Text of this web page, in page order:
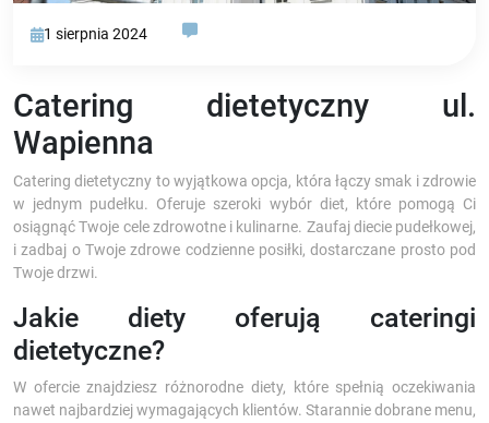
1 sierpnia 2024
Catering dietetyczny ul.
Wapienna
Catering dietetyczny to wyjątkowa opcja, która łączy smak i zdrowie
w jednym pudełku. Oferuje szeroki wybór diet, które pomogą Ci
osiągnąć Twoje cele zdrowotne i kulinarne. Zaufaj diecie pudełkowej,
i zadbaj o Twoje zdrowe codzienne posiłki, dostarczane prosto pod
Twoje drzwi.
Jakie diety oferują cateringi
dietetyczne?
W ofercie znajdziesz różnorodne diety, które spełnią oczekiwania
nawet najbardziej wymagających klientów. Starannie dobrane menu,